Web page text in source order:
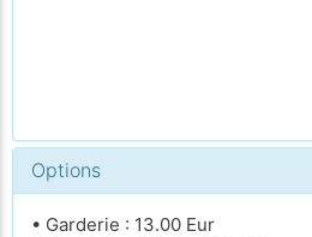
Options
• Garderie : 13.00 Eur